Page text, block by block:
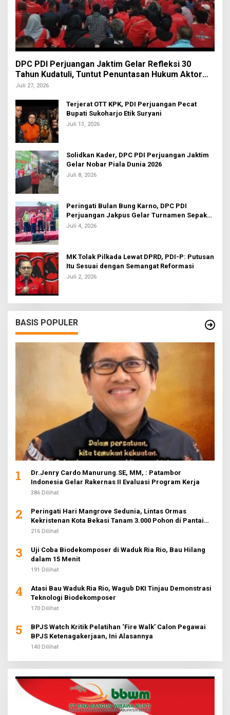
DPC PDI Perjuangan Jaktim Gelar Refleksi 30
Tahun Kudatuli, Tuntut Penuntasan Hukum Aktor
Intelektual
Juli 27, 2026
Terjerat OTT KPK, PDI Perjuangan Pecat
Bupati Sukoharjo Etik Suryani
Juli 13, 2026
Solidkan Kader, DPC PDI Perjuangan Jaktim
Gelar Nobar Piala Dunia 2026
Juli 8, 2026
Peringati Bulan Bung Karno, DPC PDI
Perjuangan Jakpus Gelar Turnamen Sepak
Bola U-20
Juli 4, 2026
MK Tolak Pilkada Lewat DPRD, PDI-P: Putusan
Itu Sesuai dengan Semangat Reformasi
Juli 2, 2026
BASIS POPULER
1
Dr.Jenry Cardo Manurung.SE, MM, : Patambor
Indonesia Gelar Rakernas II Evaluasi Program Kerja
386 Dilihat
2
Peringati Hari Mangrove Sedunia, Lintas Ormas
Kekristenan Kota Bekasi Tanam 3.000 Pohon di Pantai
Sederhana
216 Dilihat
3
Uji Coba Biodekomposer di Waduk Ria Rio, Bau Hilang
dalam 15 Menit
191 Dilihat
4
Atasi Bau Waduk Ria Rio, Wagub DKI Tinjau Demonstrasi
Teknologi Biodekomposer
170 Dilihat
5
BPJS Watch Kritik Pelatihan ‘Fire Walk’ Calon Pegawai
BPJS Ketenagakerjaan, Ini Alasannya
140 Dilihat